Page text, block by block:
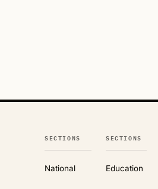
SECTIONS
National
SECTIONS
Education